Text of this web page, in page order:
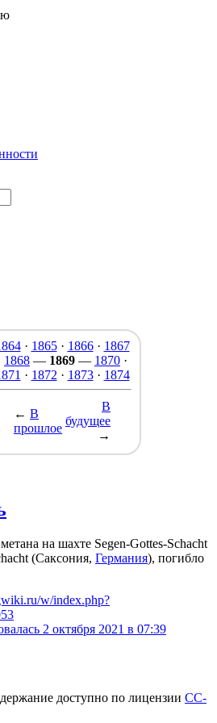
· 1865· 1866· 1867
1868 — 1869 — 1870 ·
· 1872 · 1873· 1874
← В
прошлое
В
будущее
→
на шахте Segen-Gottes-Schacht
(Саксония, Германия), погибло
w/index.php?
2 октября 2021 в 07:39
доступно по лицензии CC-